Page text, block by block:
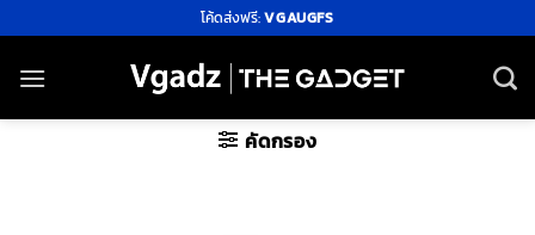
ไป
ยัง
โค้ดส่งฟรี:VGAUGFS
คัดกรอง